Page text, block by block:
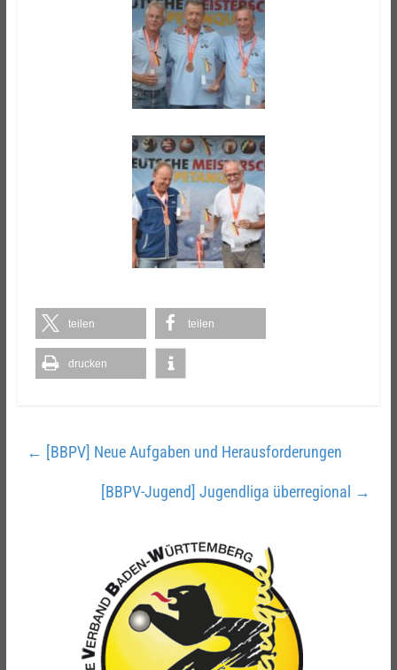
teilen teilen
drucken
← [BBPV] Neue Aufgaben und Herausforderungen
[BBPV-Jugend] Jugendliga überregional →